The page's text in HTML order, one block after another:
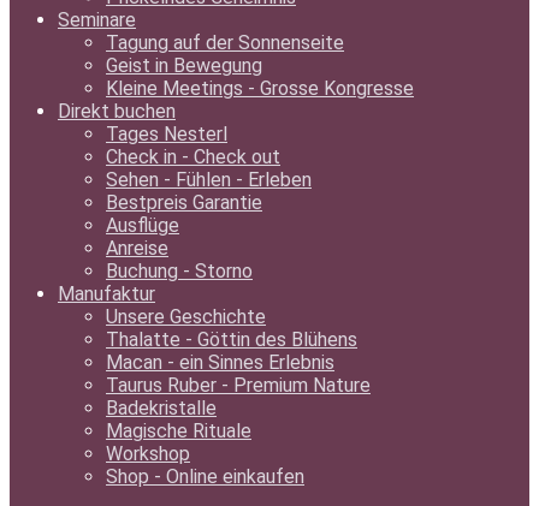
Seminare
Tagung auf der Sonnenseite
Geist in Bewegung
Kleine Meetings - Grosse Kongresse
Direkt buchen
Tages Nesterl
Check in - Check out
Sehen - Fühlen - Erleben
Bestpreis Garantie
Ausflüge
Anreise
Buchung - Storno
Manufaktur
Unsere Geschichte
Thalatte - Göttin des Blühens
Macan - ein Sinnes Erlebnis
Taurus Ruber - Premium Nature
Badekristalle
Magische Rituale
Workshop
Shop - Online einkaufen